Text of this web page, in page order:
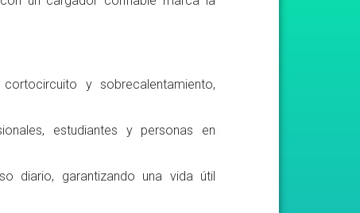
y sobrecalentamiento,
estudiantes y personas en
diario, garantizando una vida útil